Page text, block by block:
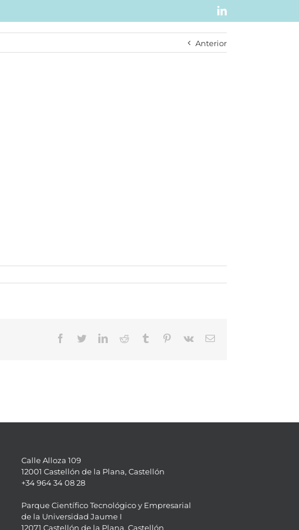
LinkedIn
Anterior
Facebook
TwitterLinkedInReddit Tumblr Pinterest
Vk Email
Calle Alloza 109
12001 Castellón de la Plana, Castellón
+34 964 34 08 28
Parque Científico Tecnológico y Empresarial
de la Universidad Jaume I
12071 Castellón de la Plana, Castellón